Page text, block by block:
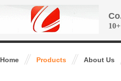
Home Products About Us